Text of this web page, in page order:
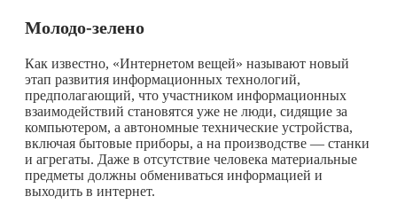
Молодо-зелено
Как известно, «Интернетом вещей» называют новый
этап развития информационных технологий,
предполагающий, что участником информационных
взаимодействий становятся уже не люди, сидящие за
компьютером, а автономные технические устройства,
включая бытовые приборы, а на производстве — станки
и агрегаты. Даже в отсутствие человека материальные
предметы должны обмениваться информацией и
выходить в интернет.